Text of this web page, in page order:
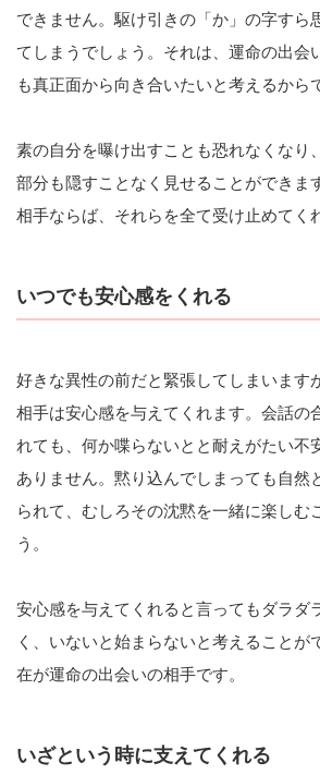
できません。駆け引きの「か」の字すら
てしまうでしょう。それは、運命の出会
も真正面から向き合いたいと考えるから
素の自分を曝け出すことも恐れなくなり
部分も隠すことなく見せることができま
相手ならば、それらを全て受け止めてく
いつでも安心感をくれる
好きな異性の前だと緊張してしまいます
相手は安心感を与えてくれます。会話の
れても、何か喋らないとと耐えがたい不
ありません。黙り込んでしまっても自然
られて、むしろその沈黙を一緒に楽しむ
う。
安心感を与えてくれると言ってもダラダ
く、いないと始まらないと考えることが
在が運命の出会いの相手です。
いざという時に支えてくれる